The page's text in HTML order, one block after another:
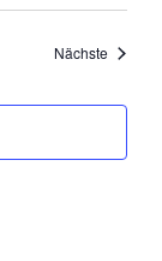
Nächste